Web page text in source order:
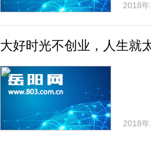
2018
大好时光不创业，人生就
2018